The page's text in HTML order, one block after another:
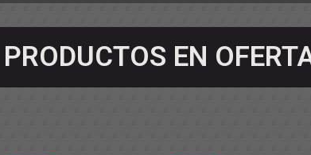
PRODUCTOS EN